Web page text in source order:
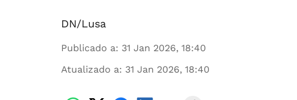
DN/Lusa
Publicado a: 31 Jan 2026, 18:40
Atualizado a: 31 Jan 2026, 18:40